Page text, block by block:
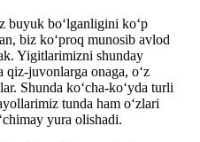
buyuk bo‘lganligini ko‘p
biz ko‘proq munosib avlod
Yigitlarimizni shunday
juvonlarga onaga, o‘z
Shunda ko‘cha-ko‘yda turli
tunda ham o‘zlari
yura olishadi.